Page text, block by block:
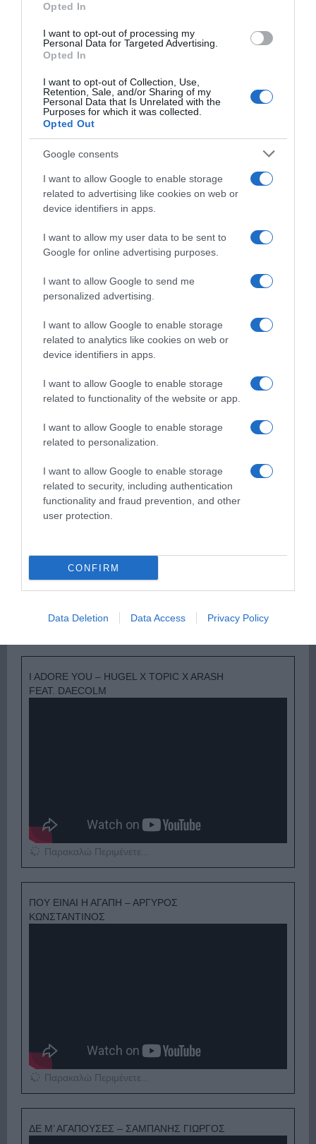
Opted In
I want to opt-out of processing my
Personal Data for Targeted Advertising.
Opted In
I want to opt-out of Collection, Use,
Retention, Sale, and/or Sharing of my
Personal Data that Is Unrelated with the
Purposes for which it was collected.
Opted Out
Google consents
I want to allow Google to enable storage
related to advertising like cookies on web or
device identifiers in apps.
I want to allow my user data to be sent to
Google for online advertising purposes.
I want to allow Google to send me
personalized advertising.
I want to allow Google to enable storage
related to analytics like cookies on web or
device identifiers in apps.
I want to allow Google to enable storage
related to functionality of the website or app.
I want to allow Google to enable storage
related to personalization.
I want to allow Google to enable storage
related to security, including authentication
functionality and fraud prevention, and other
user protection.
CONFIRM
Data Deletion Data Access Privacy Policy
Παρακαλώ Περιμένετε...
ΕΞΑΙΡΕΣΗ – ΒΙΣΣΗ ΑΝΝΑ
Παρακαλώ Περιμένετε...
ΟΠΟΥ ΚΙ ΑΝ ΠΑΣ – ΟΙΚΟΝΟΜΟΠΟΥΛΟΣ
Παρακαλώ Περιμένετε...
I ADORE YOU – HUGEL X TOPIC X ARASH
FEAT. DAECOLM
Παρακαλώ Περιμένετε...
ΠΟΥ ΕΙΝΑΙ Η ΑΓΑΠΗ – ΑΡΓΥΡΟΣ
ΚΩΝΣΤΑΝΤΙΝΟΣ
Παρακαλώ Περιμένετε...
ΔΕ Μ’ ΑΓΑΠΟΥΣΕΣ – ΣΑΜΠΑΝΗΣ ΓΙΩΡΓΟΣ